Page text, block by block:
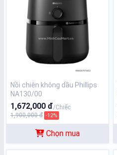
Nồi chiên không dầu Phillips
NA130/00
1,672,000 đ/Chiếc
1,900,000 đ -12%
Chọn mua